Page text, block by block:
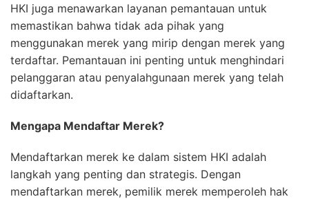
HKI juga menawarkan layanan pemantauan untuk
memastikan bahwa tidak ada pihak yang
menggunakan merek yang mirip dengan merek yang
terdaftar. Pemantauan ini penting untuk menghindari
pelanggaran atau penyalahgunaan merek yang telah
didaftarkan.
Mengapa Mendaftar Merek?
Mendaftarkan merek ke dalam sistem HKI adalah
langkah yang penting dan strategis. Dengan
mendaftarkan merek, pemilik merek memperoleh hak